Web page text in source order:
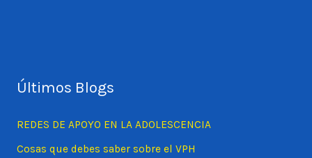
Últimos Blogs
REDES DE APOYO EN LA ADOLESCENCIA
Cosas que debes saber sobre el VPH